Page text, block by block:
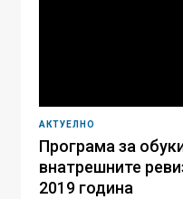
АКТУЕЛНО
Програма за
внатрешните
2019 година